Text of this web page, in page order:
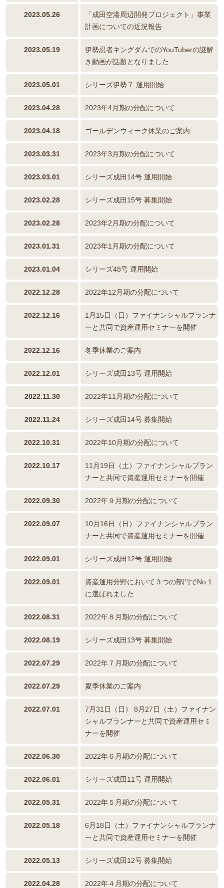
2023.05.26
「成田空港周辺開発プロジェクト」事業
計画についての近況報告
2023.05.19
伊勢忍者キングダムでのYouTuberの謎解
き動画が話題となりました
2023.05.01 シリーズ伊勢７ 運用開始
2023.04.28 2023年4月期の分配について
2023.04.18 ゴールデンウィーク休業のご案内
2023.03.31 2023年3月期の分配について
2023.03.01 シリーズ成田14号 運用開始
2023.02.28 シリーズ成田15号 募集開始
2023.02.28 2023年2月期の分配について
2023.01.31 2023年1月期の分配について
2023.01.04 シリーズ48号 運用開始
2022.12.28 2022年12月期の分配について
2022.12.16
1月15日（日）ファイナンシャルプランナ
ーと共同で資産運用セミナーを開催
2022.12.16 冬季休業のご案内
2022.12.01 シリーズ成田13号 運用開始
2022.11.30 2022年11月期の分配について
2022.11.24 シリーズ成田14号 募集開始
2022.10.31 2022年10月期の分配について
2022.10.17
11月19日（土）ファイナンシャルプラン
ナーと共同で資産運用セミナーを開催
2022.09.30 2022年９月期の分配について
2022.09.07
10月16日（日）ファイナンシャルプラン
ナーと共同で資産運用セミナーを開催
2022.09.01 シリーズ成田12号 運用開始
2022.09.01
資産運用分野において３つの部門でNo.1
に選ばれました
2022.08.31 2022年８月期の分配について
2022.08.19 シリーズ成田13号 募集開始
2022.07.29 2022年７月期の分配について
2022.07.29 夏季休業のご案内
2022.07.01
7月31日（日） 8月27日（土）ファイナン
シャルプランナーと共同で資産運用セミ
ナーを開催
2022.06.30 2022年６月期の分配について
2022.06.01 シリーズ成田11号 運用開始
2022.05.31 2022年５月期の分配について
2022.05.18
6月18日（土）ファイナンシャルプランナ
ーと共同で資産運用セミナーを開催
2022.05.13 シリーズ成田12号 募集開始
2022.04.28 2022年４月期の分配について